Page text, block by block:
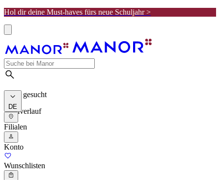
Hol dir deine Must-haves fürs neue Schuljahr >
Meist gesucht
Suchverlauf
DE
Filialen
Konto
Wunschlisten